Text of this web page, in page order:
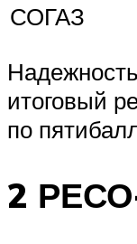
СОГАЗ
итоговый
по
2